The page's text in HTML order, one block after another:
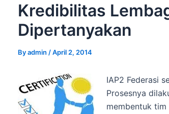
Kredibilitas
Dipertanyakan
Byadmin /April 2, 2014
IAP2 Federasi
Prosesnya
membentuk